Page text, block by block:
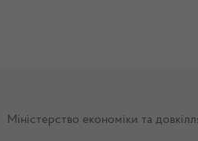
Міністерство економіки та